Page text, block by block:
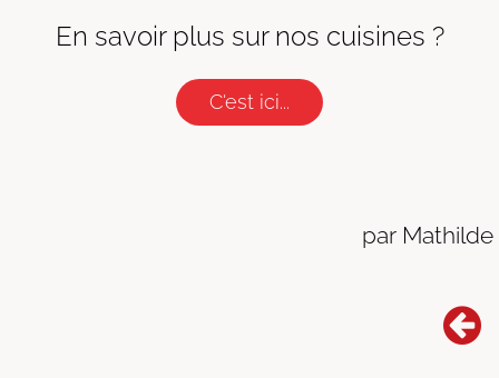
En savoir plus sur nos cuisines ?
C'est ici...
par Mathilde